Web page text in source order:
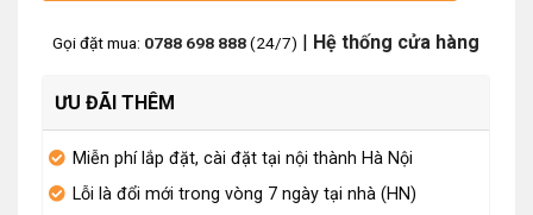
Gọi đặt mua: 0788 698 888(24/7) | Hệ thống cửa hàng
ƯU ĐÃI THÊM
Miễn phí lắp đặt, cài đặt tại nội thành Hà Nội
Lỗi là đổi mới trong vòng 7 ngày tại nhà (HN)